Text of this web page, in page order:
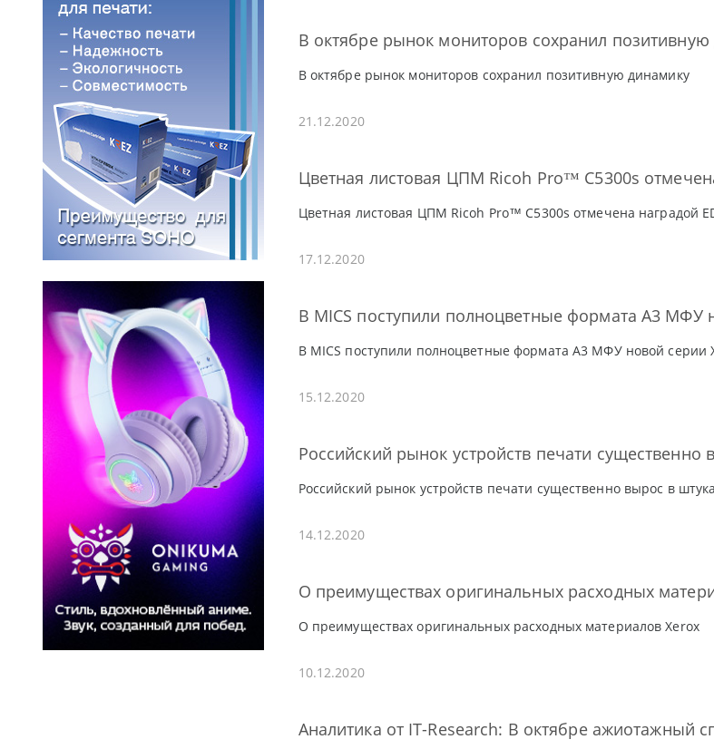
В октябре рынок мониторов сохранил
В октябре рынок мониторов сохранил позитивную динамику
21.12.2020
Цветная листовая ЦПМ Ricoh Pro™ C5300s
Цветная листовая ЦПМ Ricoh Pro™ C5300s отмечена наградой
17.12.2020
В MICS поступили полноцветные формата А3 МФУ
В MICS поступили полноцветные формата А3 МФУ новой серии
15.12.2020
Российский рынок устройств печати существенно
Российский рынок устройств печати существенно вырос в
14.12.2020
О преимуществах оригинальных расходных
О преимуществах оригинальных расходных материалов Xerox
10.12.2020
Аналитика от IT-Research: В октябре ажиотажный